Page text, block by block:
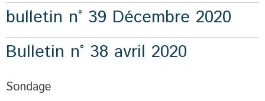
bulletin n° 39 Décembre 2020
Bulletin n° 38 avril 2020
Sondage